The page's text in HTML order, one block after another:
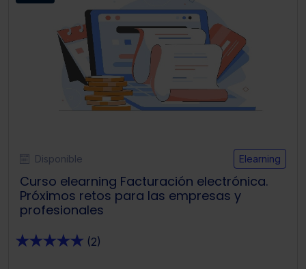
Disponible Elearning
Curso elearning Facturación electrónica.
Próximos retos para las empresas y
profesionales
★★★★★ (2)